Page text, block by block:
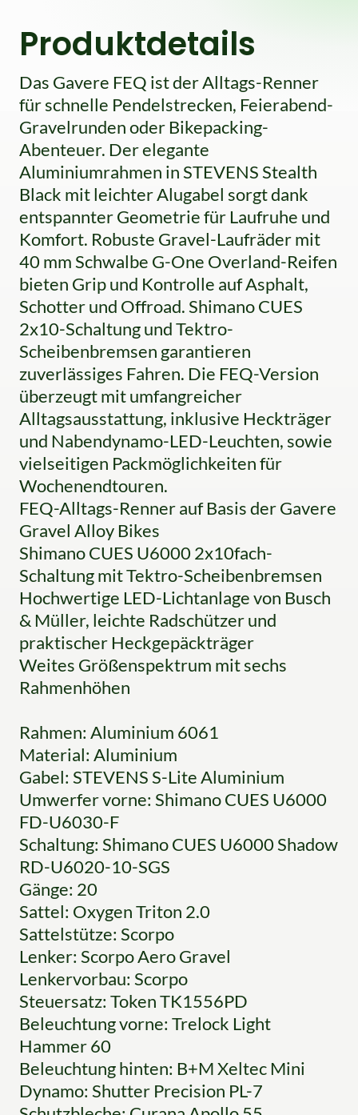
Produktdetails
Das Gavere FEQ ist der Alltags-Renner
für schnelle Pendelstrecken, Feierabend-
Gravelrunden oder Bikepacking-
Abenteuer. Der elegante
Aluminiumrahmen in STEVENS Stealth
Black mit leichter Alugabel sorgt dank
entspannter Geometrie für Laufruhe und
Komfort. Robuste Gravel-Laufräder mit
40 mm Schwalbe G-One Overland-Reifen
bieten Grip und Kontrolle auf Asphalt,
Schotter und Offroad. Shimano CUES
2x10-Schaltung und Tektro-
Scheibenbremsen garantieren
zuverlässiges Fahren. Die FEQ-Version
überzeugt mit umfangreicher
Alltagsausstattung, inklusive Heckträger
und Nabendynamo-LED-Leuchten, sowie
vielseitigen Packmöglichkeiten für
Wochenendtouren.
FEQ-Alltags-Renner auf Basis der Gavere
Gravel Alloy Bikes
Shimano CUES U6000 2x10fach-
Schaltung mit Tektro-Scheibenbremsen
Hochwertige LED-Lichtanlage von Busch
& Müller, leichte Radschützer und
praktischer Heckgepäckträger
Weites Größenspektrum mit sechs
Rahmenhöhen
Rahmen: Aluminium 6061
Material: Aluminium
Gabel: STEVENS S-Lite Aluminium
Umwerfer vorne: Shimano CUES U6000
FD-U6030-F
Schaltung: Shimano CUES U6000 Shadow
RD-U6020-10-SGS
Gänge: 20
Sattel: Oxygen Triton 2.0
Sattelstütze: Scorpo
Lenker: Scorpo Aero Gravel
Lenkervorbau: Scorpo
Steuersatz: Token TK1556PD
Beleuchtung vorne: Trelock Light
Hammer 60
Beleuchtung hinten: B+M Xeltec Mini
Dynamo: Shutter Precision PL-7